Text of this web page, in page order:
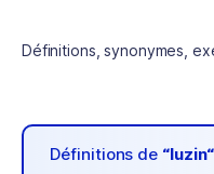
Définitions, synonymes,
Définitions de “luzin“